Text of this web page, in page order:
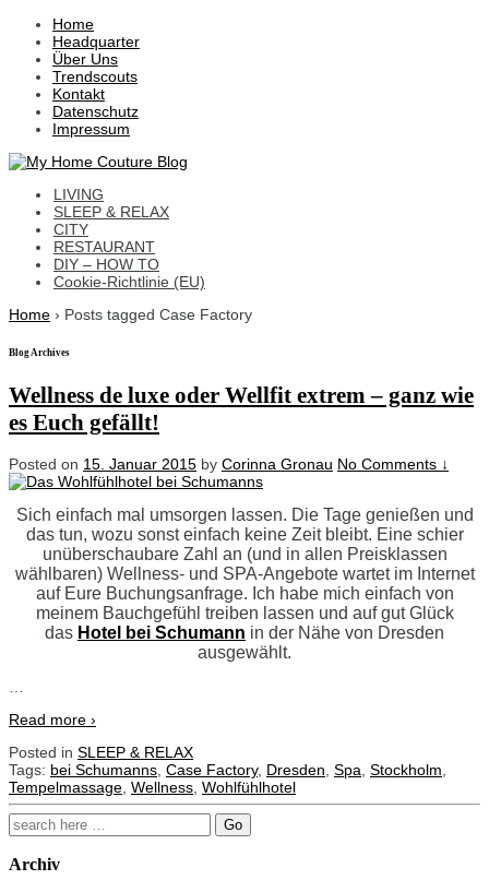
Skip
Main
Content
Home
Headquarter
Über Uns
Trendscouts
Kontakt
Datenschutz
Impressum
LIVING
SLEEP & RELAX
CITY
RESTAURANT
DIY – HOW TO
Cookie-Richtlinie (EU)
Home › Posts tagged Case Factory
Blog Archives
Wellness de luxe oder Wellfit extrem – ganz wie
es Euch gefällt!
Posted on 15. Januar 2015 by Corinna Gronau No Comments ↓
Sich einfach mal umsorgen lassen. Die Tage genießen und
das tun, wozu sonst einfach keine Zeit bleibt. Eine schier
unüberschaubare Zahl an (und in allen Preisklassen
wählbaren) Wellness- und SPA-Angebote wartet im Internet
auf Eure Buchungsanfrage. Ich habe mich einfach von
meinem Bauchgefühl treiben lassen und auf gut Glück
das Hotel bei Schumann in der Nähe von Dresden
ausgewählt.
Read more ›
Posted in SLEEP & RELAX
Tags: bei Schumanns Case Factory, Dresden Spa Stockholm
Tempelmassage Wellness Wohlfühlhotel
Search
for:
Archiv